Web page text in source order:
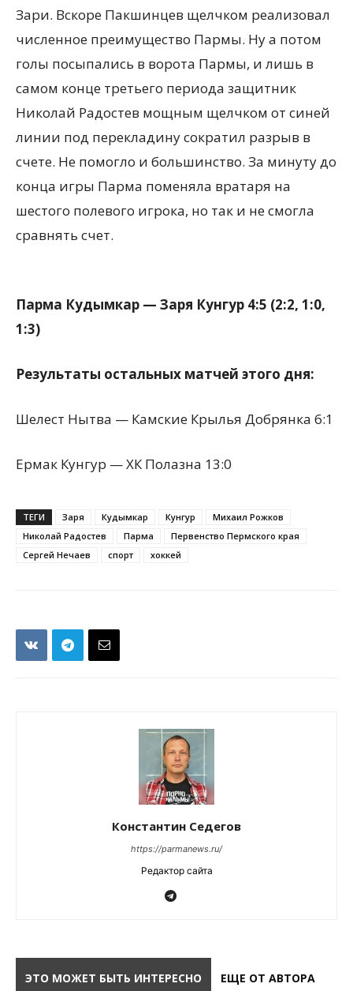
Зари. Вскоре Пакшинцев щелчком реализовал
численное преимущество Пармы. Ну а потом
голы посыпались в ворота Пармы, и лишь в
самом конце третьего периода защитник
Николай Радостев мощным щелчком от синей
линии под перекладину сократил разрыв в
счете. Не помогло и большинство. За минуту до
конца игры Парма поменяла вратаря на
шестого полевого игрока, но так и не смогла
сравнять счет.
Парма Кудымкар — Заря Кунгур 4:5 (2:2, 1:0,
1:3)
Результаты остальных матчей этого дня:
Шелест Нытва — Камские Крылья Добрянка 6:1
Ермак Кунгур — ХК Полазна 13:0
ТЕГИ Заря Кудымкар Кунгур
Михаил Рожков
Николай Радостев
Парма
Первенство Пермского края
Сергей Нечаев
спорт хоккей
Константин Седегов
https://parmanews.ru/
Редактор сайта
ЭТО МОЖЕТ БЫТЬ ИНТЕРЕСНО ЕЩЕ ОТ АВТОРА